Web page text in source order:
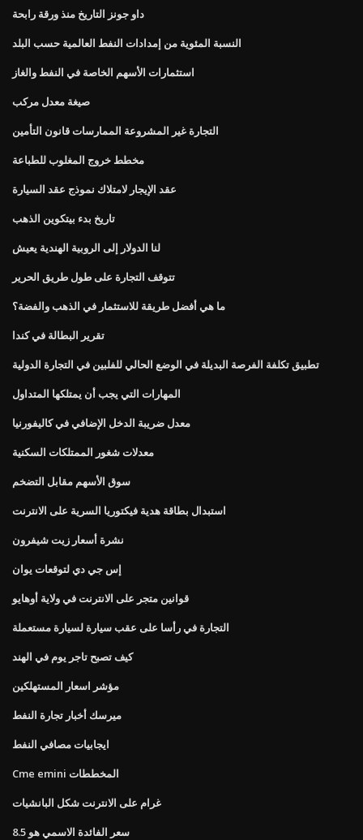
داو جونز التاريخ منذ ورقة رابحة
النسبة المئوية من إمدادات النفط العالمية حسب البلد
استثمارات الأسهم الخاصة في النفط والغاز
صيغة معدل مركب
التجارة غير المشروعة الممارسات قانون التأمين
مخطط خروج المغلوب للطباعة
عقد الإيجار لامتلاك نموذج عقد السيارة
تاريخ بدء بيتكوين الذهب
لنا الدولار إلى الروبية الهندية يعيش
تتوقف التجارة على طول طريق الحرير
ما هي أفضل طريقة للاستثمار في الذهب والفضة؟
تقرير البطالة في كندا
تطبيق تكلفة الفرصة البديلة في الوضع الحالي للفلبين في التجارة الدولية
المهارات التي يجب أن يمتلكها المتداول
معدل ضريبة الدخل الإضافي في كاليفورنيا
معدلات شغور الممتلكات السكنية
سوق الأسهم مقابل التضخم
استبدال بطاقة هدية فيكتوريا السرية على الانترنت
نشرة أسعار زيت شيفرون
إس جي دي لتوقعات يوان
قوانين متجر على الانترنت في ولاية أوهايو
التجارة في رأسا على عقب سيارة لسيارة مستعملة
كيف تصبح تاجر يوم في الهند
مؤشر اسعار المستهلكين
ميرسك أخبار تجارة النفط
ايجابيات مصافي النفط
Cme emini المخططات
غرام على الانترنت شكل البانشيات
سعر الفائدة الاسمي هو 8.5